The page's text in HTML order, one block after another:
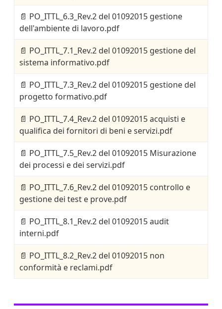
📄 PO_ITTL_6.3_Rev.2 del 01092015 gestione
dell'ambiente di lavoro.pdf
📄 PO_ITTL_7.1_Rev.2 del 01092015 gestione del
sistema informativo.pdf
📄 PO_ITTL_7.3_Rev.2 del 01092015 gestione del
progetto formativo.pdf
📄 PO_ITTL_7.4_Rev.2 del 01092015 acquisti e
qualifica dei fornitori di beni e servizi.pdf
📄 PO_ITTL_7.5_Rev.2 del 01092015 Misurazione
dei processi e dei servizi.pdf
📄 PO_ITTL_7.6_Rev.2 del 01092015 controllo e
gestione dei test e prove.pdf
📄 PO_ITTL_8.1_Rev.2 del 01092015 audit
interni.pdf
📄 PO_ITTL_8.2_Rev.2 del 01092015 non
conformità e reclami.pdf